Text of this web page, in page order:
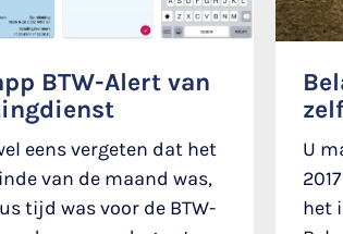
BTW-Alert van
eens vergeten dat het
van de maand was,
tijd was voor de BTW-
U
het